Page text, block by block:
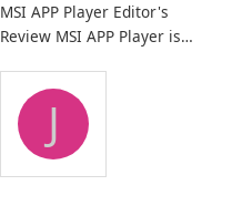
MSI APP Player Editor's
Review MSI APP Player is
emulator built atop the
BlueStacks engine and tuned
for MSI hardware.
J